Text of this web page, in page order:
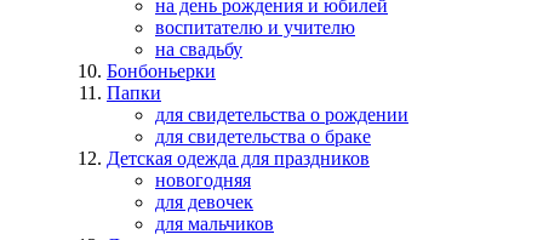
на день рождения и юбилей
воспитателю и учителю
на свадьбу
Бонбоньерки
Папки
для свидетельства о рождении
для свидетельства о браке
Детская одежда для праздников
новогодняя
для девочек
для мальчиков